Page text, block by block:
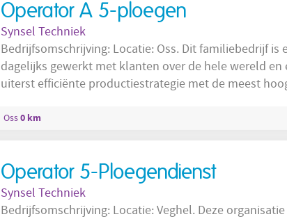
Operator A 5-ploegen
Synsel Techniek
Bedrijfsomschrijving: Locatie: Oss. Dit familiebedrijf is een echte international. Er wordt
dagelijks gewerkt met klanten over de hele wereld
uiterst efficiënte productiestrategie met de meest
betere resultaten en meer technische uitdagingen. In
Oss0 km
Operator 5-Ploegendienst
Synsel Techniek
Bedrijfsomschrijving: Locatie: Veghel. Deze organisatie opereert in de food-sector en richt